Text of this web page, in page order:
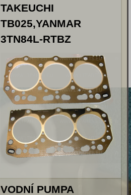
TAKEUCHI
TB025,YANMAR
3TN84L-RTBZ
VODNÍ PUMPA